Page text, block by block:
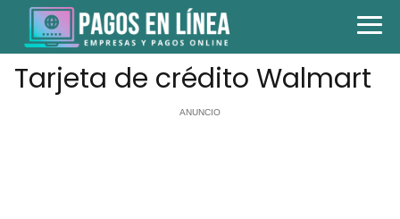
Tarjeta de crédito Walmart
ANUNCIO